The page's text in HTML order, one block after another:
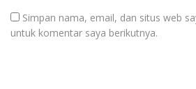
Simpan nama, email, dan situs web
untuk komentar saya berikutnya.